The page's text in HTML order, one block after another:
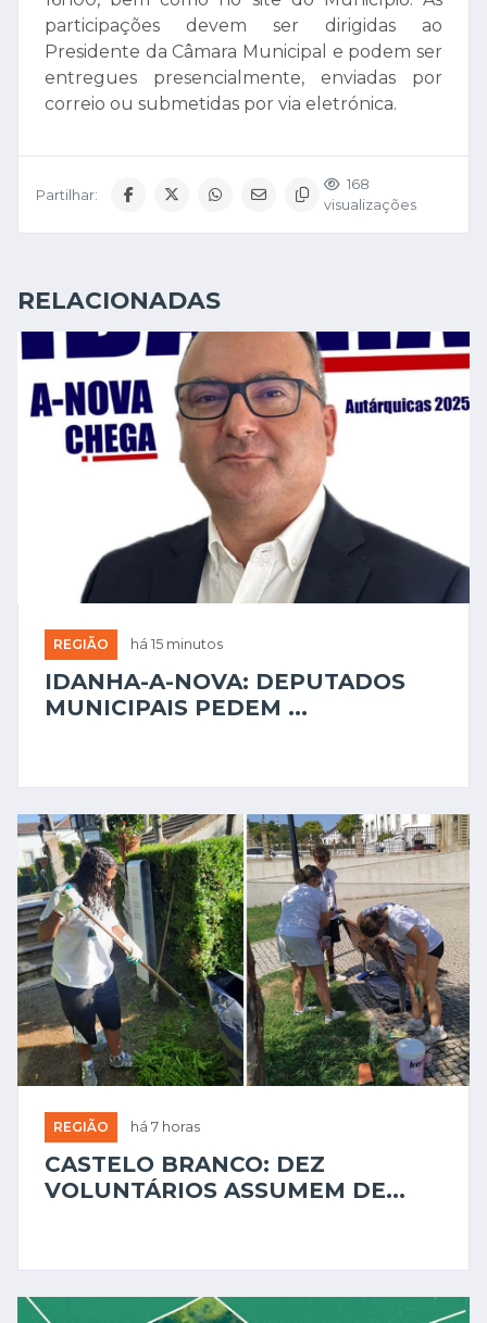
participações devem ser dirigidas ao
Presidente da Câmara Municipal e podem ser
entregues presencialmente, enviadas por
correio ou submetidas por via eletrónica.
Partilhar:
168
visualizações
RELACIONADAS
REGIÃO há 15 minutos
IDANHA-A-NOVA: DEPUTADOS
MUNICIPAIS PEDEM ...
REGIÃO há 7 horas
CASTELO BRANCO: DEZ
VOLUNTÁRIOS ASSUMEM DE...